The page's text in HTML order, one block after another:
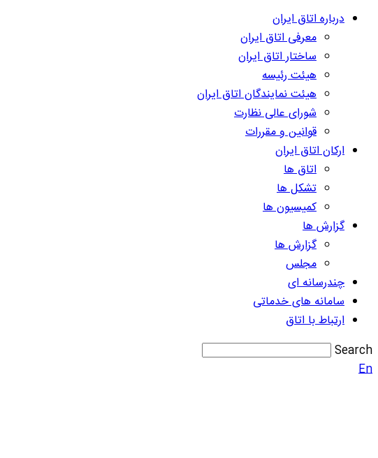
درباره اتاق ایران
معرفی اتاق ایران
ساختار اتاق ایران
هیئت رئیسه
هیئت نمایندگان اتاق ایران
شورای عالی نظارت
قوانین و مقررات
ارکان اتاق ایران
اتاق ها
تشکل ها
کمیسیون ها
گزارش ها
گزارش ها
مجلس
چندرسانه ای
سامانه های خدماتی
ارتباط با اتاق
Search
En